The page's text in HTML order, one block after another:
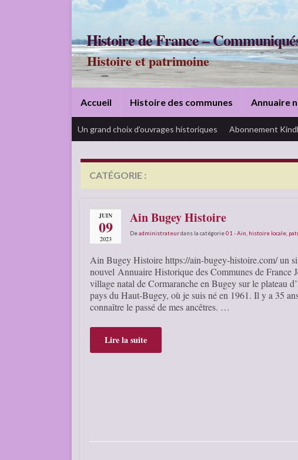
Histoire de France –
Histoire et patrimoine
Accueil Histoire des communes Annuaire
Un grand choix d’ouvrages historiques Abonnement
CATÉGORIE :
JUIN
09
2023
Ain Bugey Histoire
Deadministrateurdans la catégorie01 - Ain histoire locale
Ain Bugey Histoire https://ain-bugey-histoire.com/ un
nouvel Annuaire Historique des Communes de France
village natal de Cormaranche en Bugey sur le plateau
pays du Haut-Bugey, où je suis né en 1961. Il y a 35
connaître le passé de mes ancêtres. …
Lire la suite